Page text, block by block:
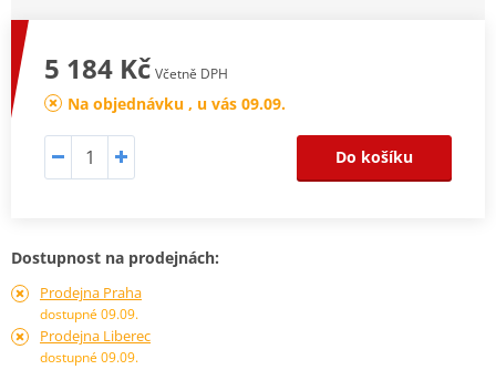
5 184 Kč Včetně DPH
Na objednávku , u vás 09.09.
Do košíku
Dostupnost na prodejnách:
Prodejna Praha
dostupné 09.09.
Prodejna Liberec
dostupné 09.09.